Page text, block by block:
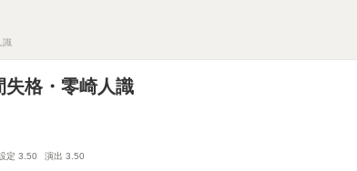
識
失格・零崎人識
定 3.50 演出 3.50